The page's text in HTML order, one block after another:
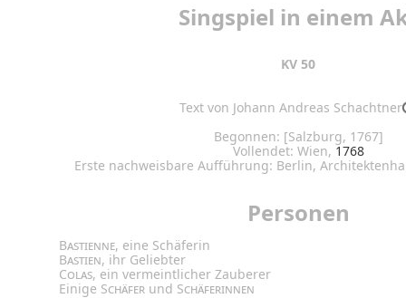
Singspiel in einem
KV 50
Text von Johann Andreas Schachtner
Begonnen: [Salzburg, 1767]
Vollendet: Wien, 1768
Erste nachweisbare Aufführung: Berlin,
Personen
Bastienne, eine Schäferin
Bastien, ihr Geliebter
Colas, ein vermeintlicher Zauberer
Einige Schäfer und Schäferinnen